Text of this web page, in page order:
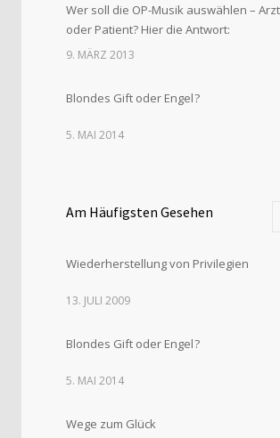
Wer soll die OP-Musik auswählen – Arzt
oder Patient? Hier die Antwort:
9. MÄRZ 2013
Blondes Gift oder Engel ?
5. MAI 2014
Am Häufigsten Gesehen
Wiederherstellung von Privilegien
13. JULI 2009
Blondes Gift oder Engel ?
5. MAI 2014
Wege zum Glück